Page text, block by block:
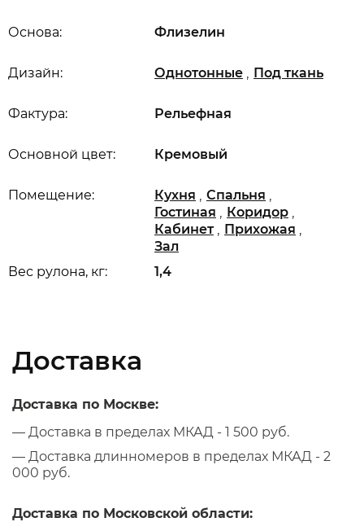
Вес рулона, кг: 1,4
Основной цвет: Кремовый
Дизайн: Однотонные , Под ткань
Основа: Флизелин
Помещение: Кухня , Спальня ,
Гостиная , Коридор ,
Кабинет , Прихожая ,
Зал
Фактура: Рельефная
Доставка
Доставка по Москве:
— Доставка в пределах МКАД - 1 500 руб.
— Доставка длинномеров в пределах МКАД - 2
000 руб.
Доставка по Московской области: